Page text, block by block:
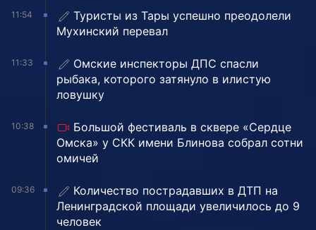
11:54
Туристы из Тары успешно преодолели
Мухинский перевал
11:33
Омские инспекторы ДПС спасли
рыбака, которого затянуло в илистую
ловушку
10:38
Большой фестиваль в сквере «Сердце
Омска» у СКК имени Блинова собрал сотни
омичей
09:36
Количество пострадавших в ДТП на
Ленинградской площади увеличилось до 9
человек